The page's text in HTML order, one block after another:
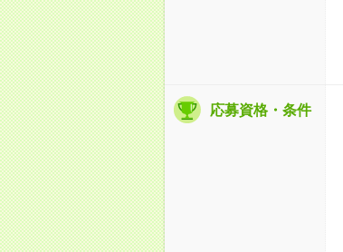
応募資格・条件